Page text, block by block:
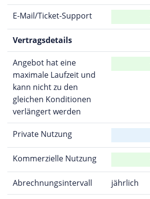
E-Mail/Ticket-Support
Vertragsdetails
Angebot hat eine
maximale Laufzeit und
kann nicht zu den
gleichen Konditionen
verlängert werden
Private Nutzung
Kommerzielle Nutzung
Abrechnungsintervall jährlich